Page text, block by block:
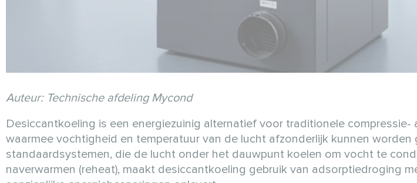
Auteur: Technische afdeling Mycond
Desiccantkoeling is een energiezuinig alternatief voor traditionele compressie-
waarmee vochtigheid en temperatuur van de lucht afzonderlijk kunnen
standaardsystemen, die de lucht onder het dauwpunt koelen om vocht te
naverwarmen (reheat), maakt desiccantkoeling gebruik van adsorptiedroging